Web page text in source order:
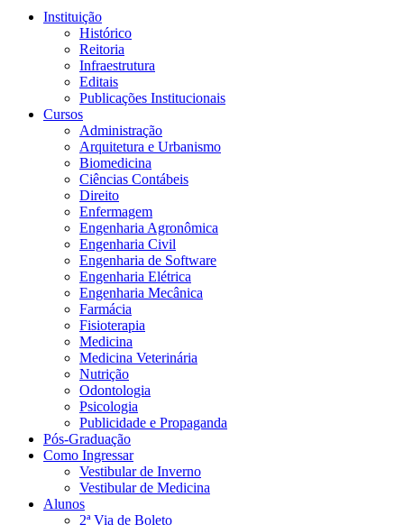
Instituição
Histórico
Reitoria
Infraestrutura
Editais
Publicações Institucionais
Cursos
Administração
Arquitetura e Urbanismo
Biomedicina
Ciências Contábeis
Direito
Enfermagem
Engenharia Agronômica
Engenharia Civil
Engenharia de Software
Engenharia Elétrica
Engenharia Mecânica
Farmácia
Fisioterapia
Medicina
Medicina Veterinária
Nutrição
Odontologia
Psicologia
Publicidade e Propaganda
Pós-Graduação
Como Ingressar
Vestibular de Inverno
Vestibular de Medicina
Alunos
2ª Via de Boleto